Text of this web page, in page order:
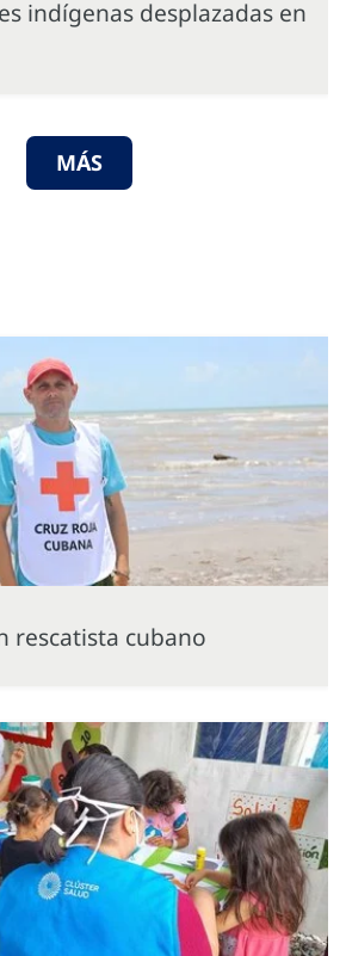
indígenas desplazadas en
MÁS
rescatista cubano